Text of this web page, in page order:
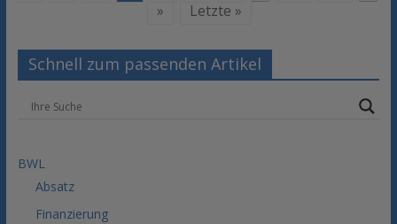
»
Letzte »
Schnell zum passenden Artikel
BWL
Absatz
Finanzierung